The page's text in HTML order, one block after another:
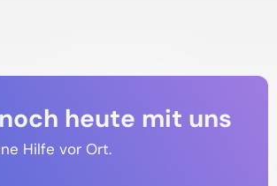
heute mit uns
Hilfe vor Ort.